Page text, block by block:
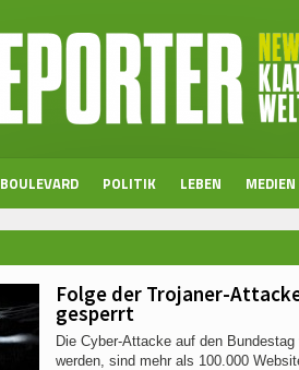
BOULEVARD POLITIK LEBEN MEDIEN
Folge der Trojaner-
gesperrt
Die Cyber-Attacke auf den
werden, sind mehr als 100.000